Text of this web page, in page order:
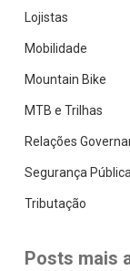
Lojistas
Mobilidade
Mountain Bike
MTB e Trilhas
Relações
Segurança Pública
Tributação
Posts mais